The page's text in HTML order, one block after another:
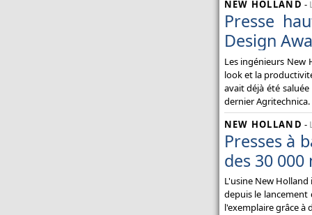
NEW HOLLAND -
Presse
Design
Les ingénieurs New
look et la
avait déjà été
dernier Agritechnica.
NEW HOLLAND -
Presses à
des 30 000
L'usine New Holland
depuis le
l'exemplaire grâce à